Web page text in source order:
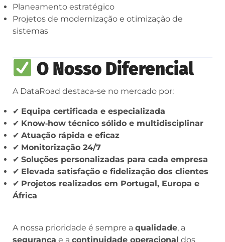
Planeamento estratégico
Projetos de modernização e otimização de
sistemas
O Nosso Diferencial
A DataRoad destaca-se no mercado por:
✔ Equipa certificada e especializada
✔ Know‑how técnico sólido e multidisciplinar
✔ Atuação rápida e eficaz
✔ Monitorização 24/7
✔ Soluções personalizadas para cada empresa
✔ Elevada satisfação e fidelização dos clientes
✔ Projetos realizados em Portugal, Europa e
África
A nossa prioridade é sempre a qualidade, a
segurança e a continuidade operacional dos